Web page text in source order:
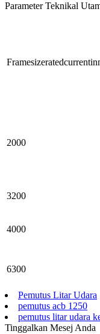
Parameter Teknikal
2000
3200
4000
6300
Pemutus Litar Udara
pemutus acb 1250
pemutus litar udara
Tinggalkan Mesej Anda